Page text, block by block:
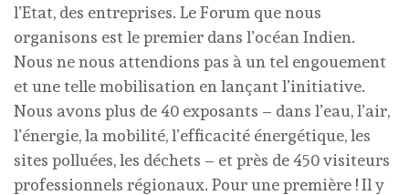
l’Etat, des entreprises. Le Forum que nous
organisons est le premier dans l’océan Indien.
Nous ne nous attendions pas à un tel engouement
et une telle mobilisation en lançant l’initiative.
Nous avons plus de 40 exposants – dans l’eau, l’air,
l’énergie, la mobilité, l’efficacité énergétique, les
sites polluées, les déchets – et près de 450 visiteurs
professionnels régionaux. Pour une première ! Il y